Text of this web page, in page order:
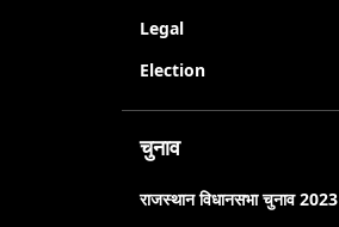
Legal
Election
चुनाव
राजस्थान विधानसभा चुनाव 2023